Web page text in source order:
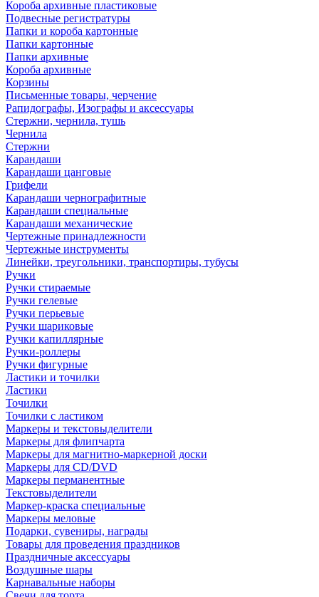
Короба архивные пластиковые
Подвесные регистратуры
Папки и короба картонные
Папки картонные
Папки архивные
Короба архивные
Корзины
Письменные товары, черчение
Рапидографы, Изографы и аксессуары
Стержни, чернила, тушь
Чернила
Стержни
Карандаши
Карандаши цанговые
Грифели
Карандаши чернографитные
Карандаши специальные
Карандаши механические
Чертежные принадлежности
Чертежные инструменты
Линейки, треугольники, транспортиры, тубусы
Ручки
Ручки стираемые
Ручки гелевые
Ручки перьевые
Ручки шариковые
Ручки капиллярные
Ручки-роллеры
Ручки фигурные
Ластики и точилки
Ластики
Точилки
Точилки с ластиком
Маркеры и текстовыделители
Маркеры для флипчарта
Маркеры для магнитно-маркерной доски
Маркеры для CD/DVD
Маркеры перманентные
Текстовыделители
Маркер-краска специальные
Маркеры меловые
Подарки, сувениры, награды
Товары для проведения праздников
Праздничные аксессуары
Воздушные шары
Карнавальные наборы